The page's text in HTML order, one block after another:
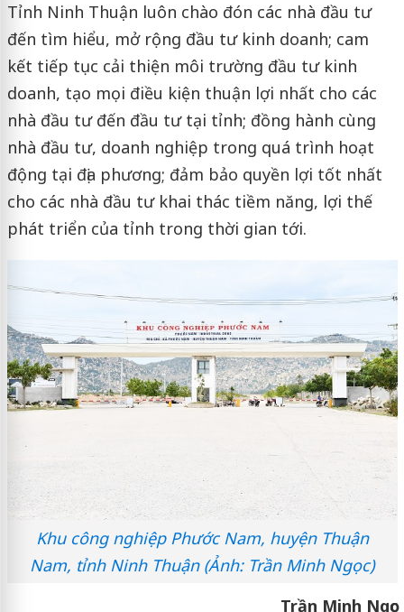
Tỉnh Ninh Thuận luôn chào đón các nhà đầu tư
đến tìm hiểu, mở rộng đầu tư kinh doanh; cam
kết tiếp tục cải thiện môi trường đầu tư kinh
doanh, tạo mọi điều kiện thuận lợi nhất cho các
nhà đầu tư đến đầu tư tại tỉnh; đồng hành cùng
nhà đầu tư, doanh nghiệp trong quá trình hoạt
động tại địa phương; đảm bảo quyền lợi tốt nhất
cho các nhà đầu tư khai thác tiềm năng, lợi thế
phát triển của tỉnh trong thời gian tới.
Khu công nghiệp Phước Nam, huyện Thuận
Nam, tỉnh Ninh Thuận (Ảnh: Trần Minh Ngọc)
Trần Minh Ngọc